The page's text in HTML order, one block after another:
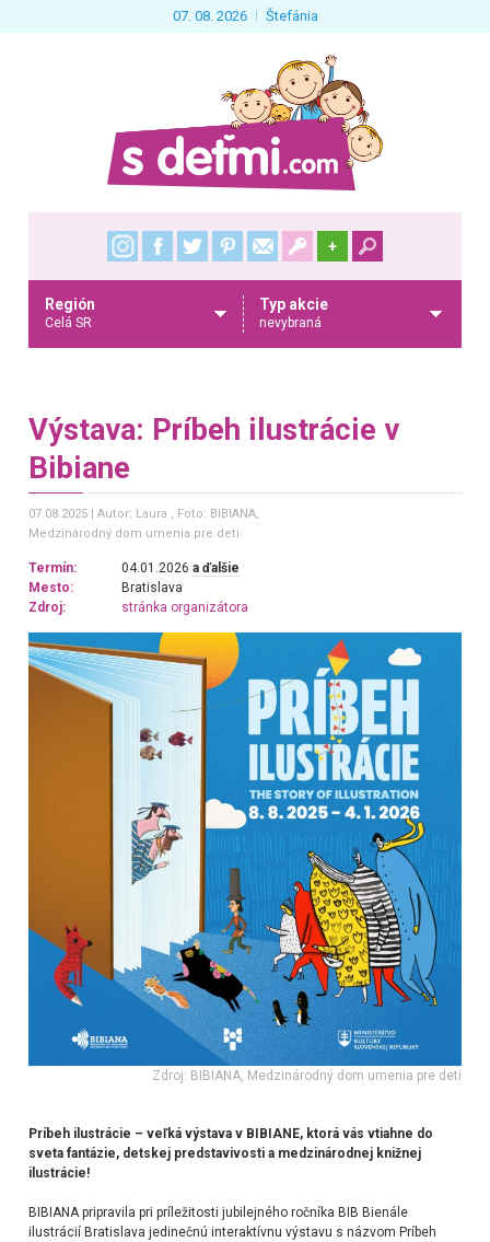
07. 08. 2026 Štefánia
+
Región
Celá SR
Typ akcie
nevybraná
Výstava: Príbeh ilustrácie v
Bibiane
07.08.2025 Autor: Laura , Foto: BIBIANA,
Medzinárodný dom umenia pre deti
Termín: 04.01.2026a ďalšie
Mesto:
Bratislava
Zdroj:
stránka organizátora
Zdroj: BIBIANA, Medzinárodný dom umenia pre deti
Príbeh ilustrácie – veľká výstava v BIBIANE, ktorá vás vtiahne do
sveta fantázie, detskej predstavivosti a medzinárodnej knižnej
ilustrácie!
BIBIANA pripravila pri príležitosti jubilejného ročníka BIB Bienále
ilustrácií Bratislava jedinečnú interaktívnu výstavu s názvom Príbeh